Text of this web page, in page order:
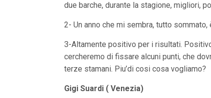
due barche, durante la stagione, migliori,
2- Un anno che mi sembra, tutto
3-Altamente positivo per i risultati.
cercheremo di fissare alcuni punti, che
terze stamani. Piu’di cosi cosa vogliamo?
Gigi Suardi ( Venezia)